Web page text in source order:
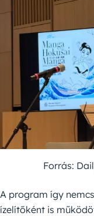
Forrás:
A program így
ízelítőként is